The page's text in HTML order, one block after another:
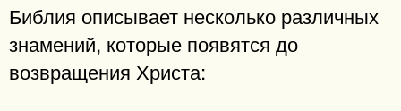
Библия описывает несколько различных
знамений, которые появятся до
возвращения Христа: